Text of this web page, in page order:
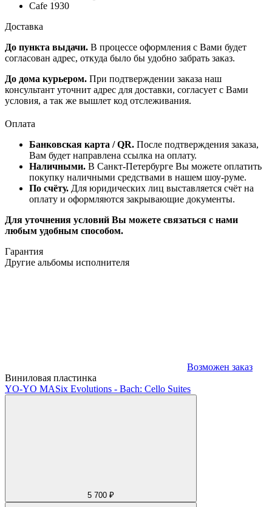
Cafe 1930
Доставка
До пункта выдачи. В процессе оформления с Вами будет
согласован адрес, откуда было бы удобно забрать заказ.
До дома курьером. При подтверждении заказа наш
консультант уточнит адрес для доставки, согласует с Вами
условия, а так же вышлет код отслеживания.
Оплата
Банковская карта / QR. После подтверждения заказа,
Вам будет направлена ссылка на оплату.
Наличными. В Санкт-Петербурге Вы можете оплатить
покупку наличными средствами в нашем шоу-руме.
По счёту. Для юридических лиц выставляется счёт на
оплату и оформляются закрывающие документы.
Для уточнения условий Вы можете связаться с нами
любым удобным способом.
Гарантия
Другие альбомы исполнителя
Возможен заказ
Виниловая пластинка
YO-YO MASix Evolutions - Bach: Cello Suites
5 700 ₽